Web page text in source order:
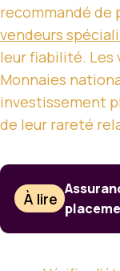
recommandé de
vendeurs
leur fiabilité. Les
Monnaies
investissement
de leur rareté
À lire